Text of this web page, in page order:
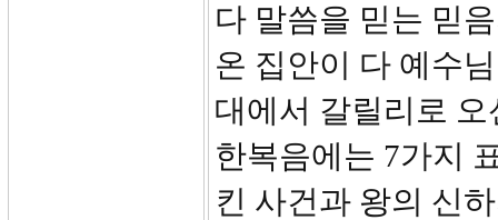
다 말씀을 믿는 믿
온 집안이 다 예수
대에서 갈릴리로
한복음에는 7가지
킨 사건과 왕의 신